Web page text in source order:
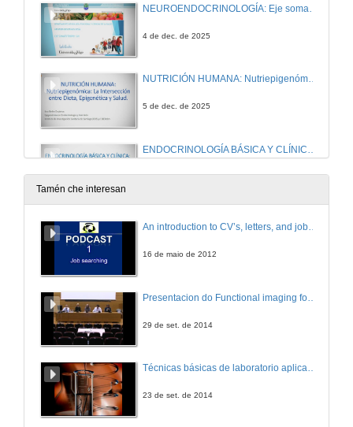
4 de dec. de 2025
NUTRICIÓN HUMANA: Nutriepigenómica: La Intersección entre Dieta, Epigenética y Salud
5 de dec. de 2025
5 de dec. de 2025
Tamén che interesan
An introduction to CV’s, letters, and job searching
16 de maio de 2012
29 de set. de 2014
Técnicas básicas de laboratorio aplicadas á bioloxía
23 de set. de 2014